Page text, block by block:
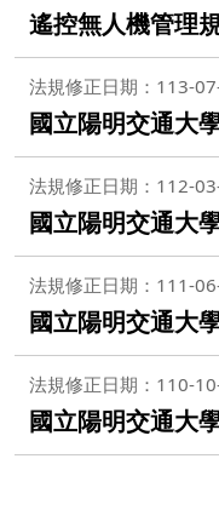
遙控無人機管理
法規修正日期：113-
國立陽明交通大
法規修正日期：112-
國立陽明交通大
法規修正日期：111-
國立陽明交通大
法規修正日期：110-
國立陽明交通大